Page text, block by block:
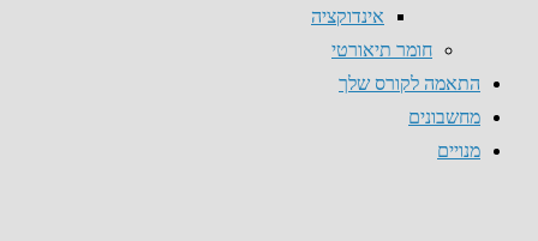
אינדוקציה
חומר תיאורטי
התאמה לקורס שלך
מחשבונים
מנויים